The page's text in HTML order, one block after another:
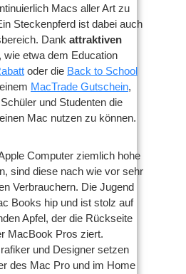
Macs aller Art zu
Steckenpferd ist dabei auch
Dank attraktiven
, wie etwa dem Education
oder die Back to School
MacTrade Gutschein,
und Studenten die
Mac nutzen zu können.
Computer ziemlich hohe
sind diese nach wie vor sehr
Verbrauchern. Die Jugend
Books hip und ist stolz auf
Apfel, der die Rückseite
MacBook Pros ziert.
und Designer setzen
des Mac Pro und im Home